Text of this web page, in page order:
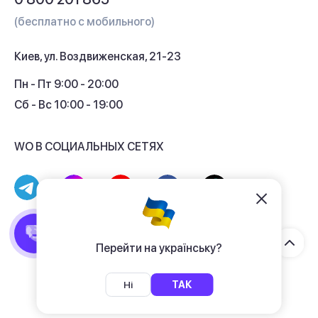
Перейти на українську?
Ні ТАК
Кэшбек
(бесплатно с мобильного)
Киев, ул. Воздвиженская, 21-23
Пн - Пт 9:00 - 20:00
Сб - Вс 10:00 - 19:00
WO В СОЦИАЛЬНЫХ СЕТЯХ
Договор публичной оферты
Политика конфиденциальности